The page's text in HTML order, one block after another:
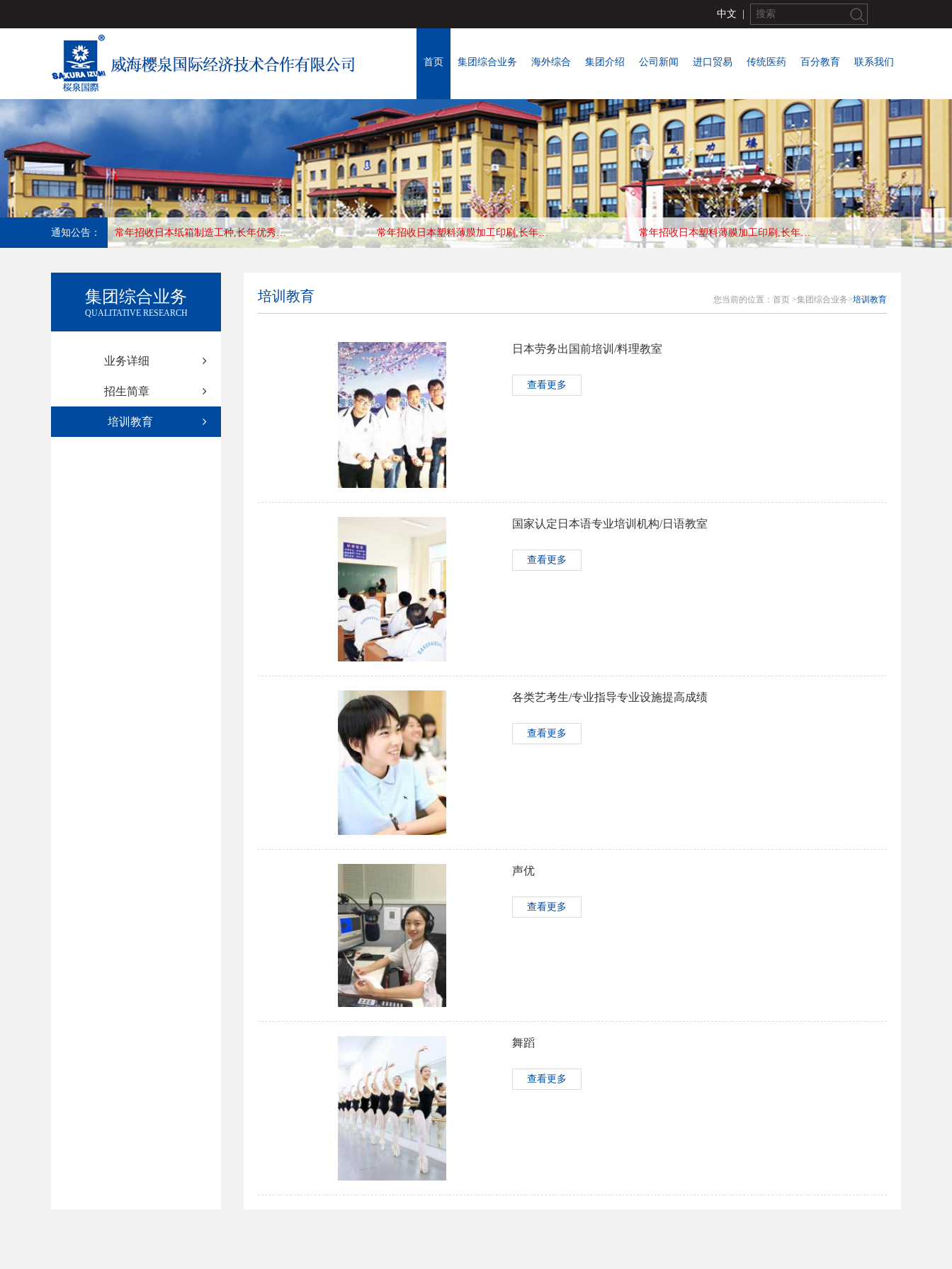
中文
首页 集团综合业务 海外综合 集团介绍 公司新闻 进口贸易 传统医药 百分教育 联系我们
通知公告： 常年招收日本塑料薄膜加工印刷,长年合作优秀会社，收入高，待遇好，工作地:大阪 常年招收日本纸箱制造工种,长年优秀会社，收入好,待遇高 工作地:兵库县 常年招收日本塑料薄膜加工印刷,长年合作优秀会社，收入高，待遇好，工作地:大阪
集团综合业务
QUALITATIVE RESEARCH
业务详细
招生简章
培训教育
培训教育 您当前的位置： 首页 >集团综合业务>培训教育
日本劳务出国前培训/料理教室
查看更多
国家认定日本语专业培训机构/日语教室
查看更多
各类艺考生/专业指导专业设施提高成绩
查看更多
声优
查看更多
舞蹈
查看更多